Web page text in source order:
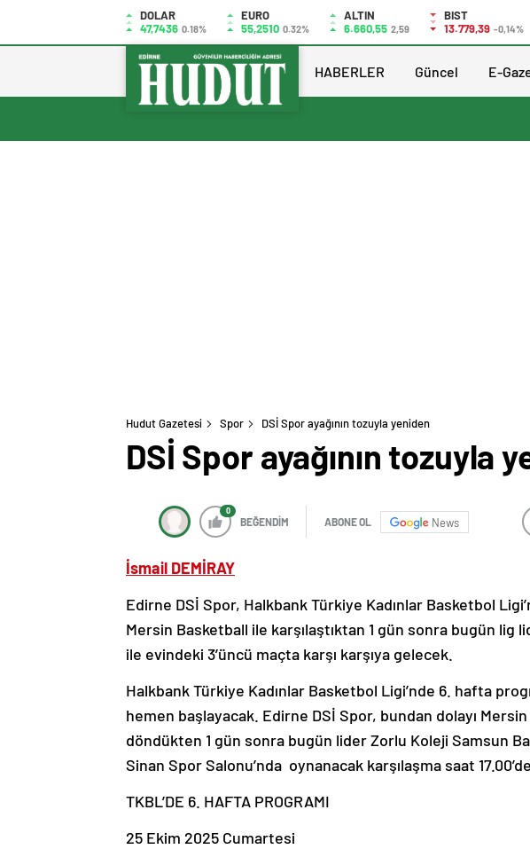
DOLAR
47,7436 0.18%
EURO
55,2510 0.32%
ALTIN
6.660,55 2,59
BIST
13.779,39 -0,14%
HABERLER Güncel E-
Hudut Gazetesi Spor DSİ Spor ayağının tozuyla yeniden
DSİ Spor ayağının tozuyla
0
BEĞENDİM ABONE OL News
İsmail DEMİRAY
Edirne DSİ Spor, Halkbank Türkiye Kadınlar Basketbol
Mersin Basketball ile karşılaştıktan 1 gün sonra bugün lig
ile evindeki 3’üncü maçta karşı karşıya gelecek.
Halkbank Türkiye Kadınlar Basketbol Ligi’nde 6. hafta
hemen başlayacak. Edirne DSİ Spor, bundan dolayı
döndükten 1 gün sonra bugün lider Zorlu Koleji Samsun
Sinan Spor Salonu’nda oynanacak karşılaşma saat
TKBL’DE 6. HAFTA PROGRAMI
25 Ekim 2025 Cumartesi